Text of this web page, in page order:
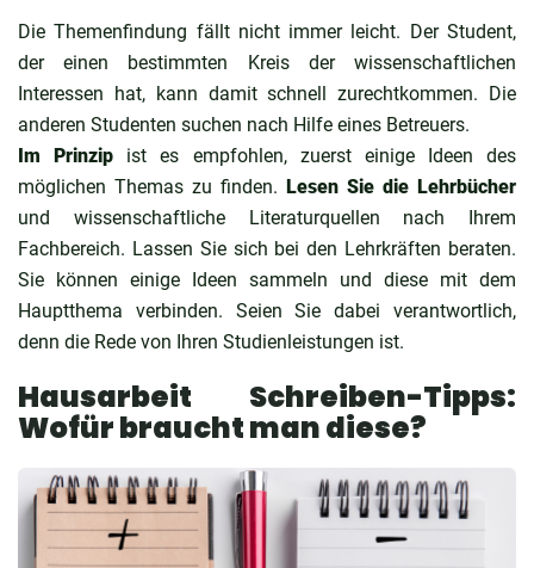
Die Themenfindung fällt nicht immer leicht. Der Student,
der einen bestimmten Kreis der wissenschaftlichen
Interessen hat, kann damit schnell zurechtkommen. Die
anderen Studenten suchen nach Hilfe eines Betreuers.
Im Prinzip ist es empfohlen, zuerst einige Ideen des
möglichen Themas zu finden. Lesen Sie die Lehrbücher
und wissenschaftliche Literaturquellen nach Ihrem
Fachbereich. Lassen Sie sich bei den Lehrkräften beraten.
Sie können einige Ideen sammeln und diese mit dem
Hauptthema verbinden. Seien Sie dabei verantwortlich,
denn die Rede von Ihren Studienleistungen ist.
Hausarbeit Schreiben-Tipps:
Wofür braucht man diese?